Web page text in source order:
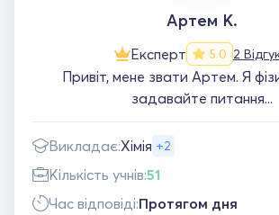
Артем К.
Експерт 5.0 2
Привіт, мене звати Артем. Я
задавайте питання...
Викладає:Хімія +2
Кількість учнів:51
Час відповіді:Протягом дня